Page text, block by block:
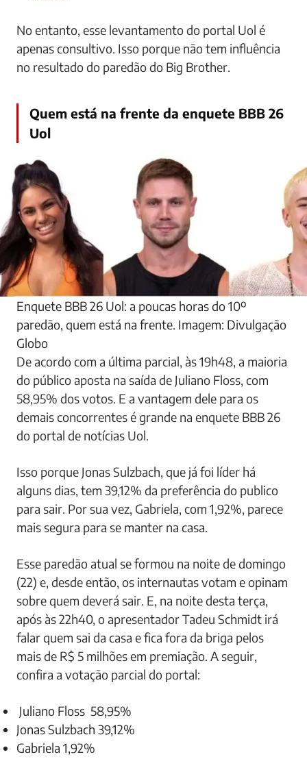
No entanto, esse levantamento do portal Uol é
apenas consultivo. Isso porque não tem influência
no resultado do paredão do Big Brother.
Quem está na frente da enquete BBB 26
Uol
Enquete BBB 26 Uol: a poucas horas do 10º
paredão, quem está na frente. Imagem: Divulgação
Globo
De acordo com a última parcial, às 19h48, a maioria
do público aposta na saída de Juliano Floss, com
58,95% dos votos. E a vantagem dele para os
demais concorrentes é grande na enquete BBB 26
do portal de notícias Uol.
Isso porque Jonas Sulzbach, que já foi líder há
alguns dias, tem 39,12% da preferência do publico
para sair. Por sua vez, Gabriela, com 1,92%, parece
mais segura para se manter na casa.
Esse paredão atual se formou na noite de domingo
(22) e, desde então, os internautas votam e opinam
sobre quem deverá sair. E, na noite desta terça,
após às 22h40, o apresentador Tadeu Schmidt irá
falar quem sai da casa e fica fora da briga pelos
mais de R$ 5 milhões em premiação. A seguir,
confira a votação parcial do portal:
Juliano Floss 58,95%
Jonas Sulzbach 39,12%
Gabriela 1,92%